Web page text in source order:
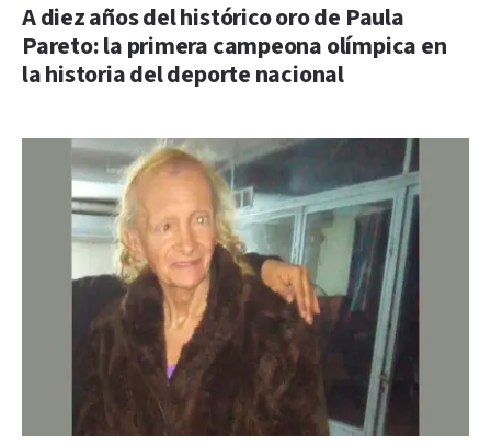
A diez años del histórico oro de Paula
Pareto: la primera campeona olímpica en
la historia del deporte nacional